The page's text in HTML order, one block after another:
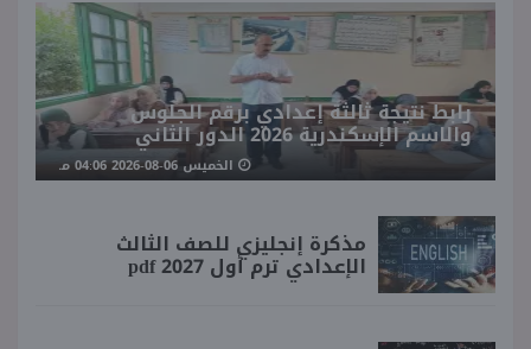
رابط نتيجة ثالثة إعدادي برقم الجلوس
والاسم الإسكندرية 2026 الدور الثاني
الخميس 06-08-2026 04:06 مـ
مذكرة إنجليزي للصف الثالث
الإعدادي ترم أول 2027 pdf